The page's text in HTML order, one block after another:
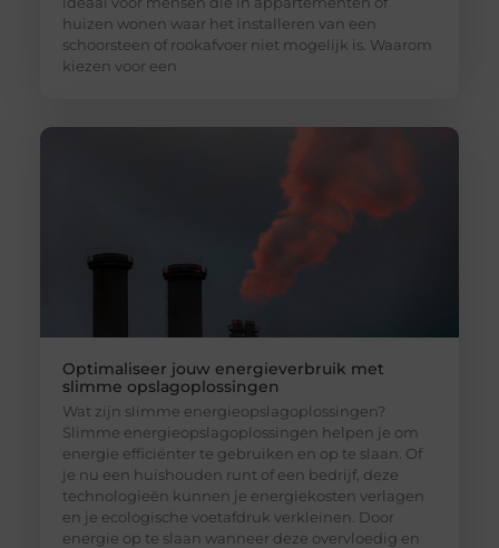
huizen wonen waar het installeren van een
schoorsteen of rookafvoer niet mogelijk is. Waarom
kiezen voor een
Optimaliseer jouw energieverbruik met
slimme opslagoplossingen
Wat zijn slimme energieopslagoplossingen?
Slimme energieopslagoplossingen helpen je om
energie efficiënter te gebruiken en op te slaan. Of
je nu een huishouden runt of een bedrijf, deze
technologieën kunnen je energiekosten verlagen
en je ecologische voetafdruk verkleinen. Door
energie op te slaan wanneer deze overvloedig en